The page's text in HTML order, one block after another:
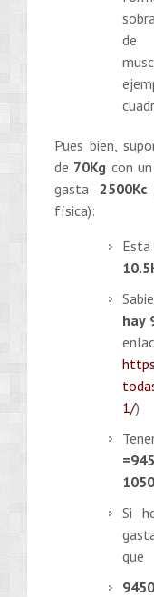
de
Pues bien,
de 70Kg con un
gasta 2500Kc
física):
hay
1/)
Si
que